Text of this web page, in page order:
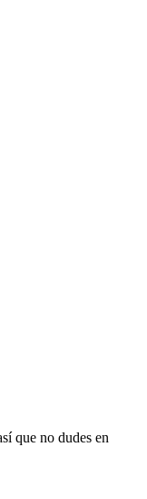
que no dudes en